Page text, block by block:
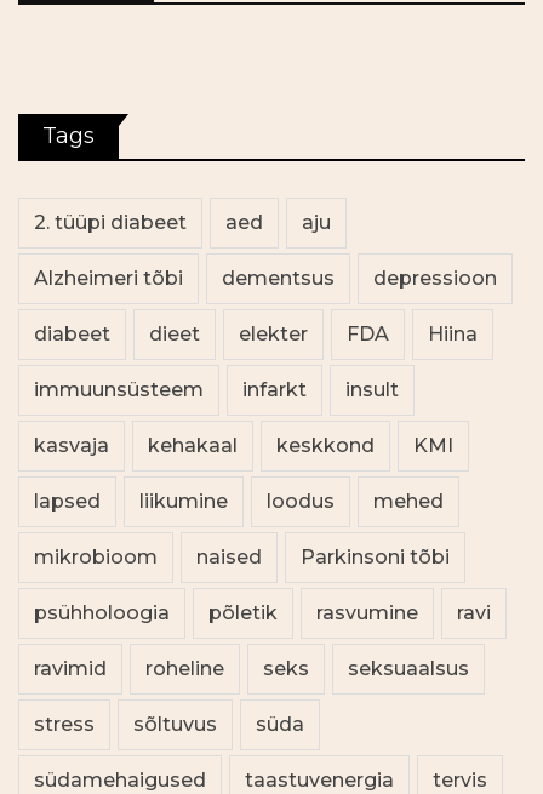
Tags
2. tüüpi diabeet aed aju
Alzheimeri tõbi dementsus depressioon
diabeet dieet elekter FDA Hiina
immuunsüsteem infarkt insult
kasvaja kehakaal keskkond KMI
lapsed liikumine loodus mehed
mikrobioom naised Parkinsoni tõbi
psühholoogia põletik rasvumine ravi
ravimid roheline seks seksuaalsus
stress sõltuvus süda
südamehaigused taastuvenergia tervis